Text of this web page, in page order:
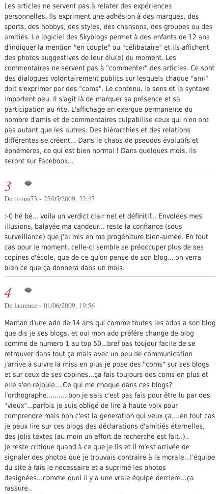
Les articles ne servent pas à relater des expériences
personnelles. Ils expriment une adhésion à des marques, des
sports, des hobbys, des styles, des chansons, des groupes ou des
amitiés. Le logiciel des Skyblogs permet à des enfants de 12 ans
d'indiquer la mention "en couple" ou "célibataire" et ils affichent
des photos suggestives de leur élu(e) du moment. Les
commentaires ne servent pas à "commenter" des articles. Ce sont
des dialogues volontairement publics sur lesquels chaque "ami"
doit s'exprimer par des "coms". Le contenu, le sens et la syntaxe
importent peu. Il s'agit là de marquer sa présence et sa
participation au rite. L'affichage en exergue permanente du
nombre d'amis et de commentaires culpabilise ceux qui n'en ont
pas autant que les autres. Des hiérarchies et des relations
différentes se créent... Dans le chaos de pseudos évolutifs et
éphémères, ce qui est bien normal ! Dans quelques mois, ils
seront sur Facebook...
3
De titoun73 - 25/05/2009, 22:47
:-0 hé bé... voila un verdict clair net et définitif... Envolées mes
illusions, balayée ma candeur... reste la confiance (sous
surveillance) que j'ai mis en ma progéniture bien-aimée. En tout
cas pour le moment, celle-ci semble se préoccuper plus de ses
copines d'école, que de ce qu'on pense de son blog... on verra
bien ce que ça donnera dans un mois.
4
De laurence - 01/06/2009, 19:56
Maman d'une ado de 14 ans qui comme toutes les ados a son blog
que dis je ses blogs, et oui mon ado préfére change de blog
comme de numero 1 au top 50...bref pas toujour facile de se
retrouver dans tout ça mais avec un peu de communication
j'arrive à suivre la miss en plus je pose des "coms" sur ses blogs
et sur ceux de ses copines...ça fais toujours des coms en plus et
elle s'en rejouie....Ce qui me choque dans ces blogs?
l'orthographe...........bon je sais c'est pas fais pour être lu par des
"vieux"...parfois je suis obligé de lire à haute voix pour
comprendre mais bon c'est la generation qui veux ça....en tout cas
je peux lire sur ces blogs des déclarations d'amitiés éternelles,
des jolis textes (au moin un effort de recherche est fait..)..
Je reste critique quand à ce que je lis et il m'est arrivée de
signaler des photos que je trouvais contraire à la morale...l'équipe
du site à fais le necessaire et a suprimé les photos
designées...comme quoi il y a une vraie équipe derriere...ça
rassure..